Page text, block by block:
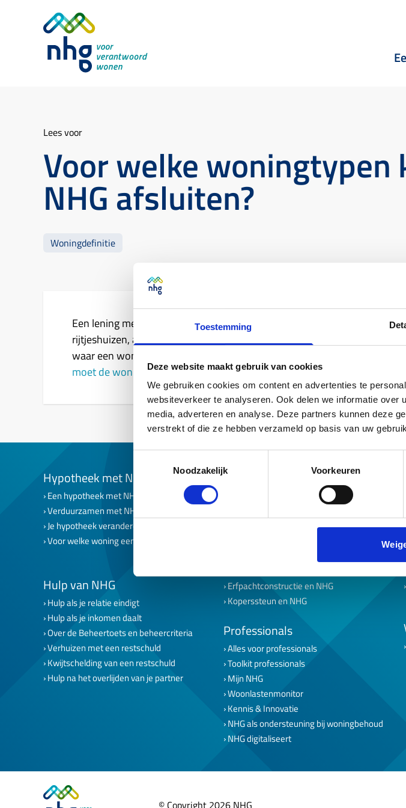
Toestemming
Deze website maakt gebruik van cookies
We gebruiken cookies om content en advertenties te
websiteverkeer te analyseren. Ook delen we informatie
media, adverteren en analyse. Deze partners kunnen deze
verstrekt of die ze hebben verzameld op basis van uw
Noodzakelijk
Voorkeuren
Lees voor
Voor welke woningtypen
NHG afsluiten?
Woningdefinitie
Een lening met NHG is mogelijk voor verschillende woningtypen. Het kan
rijtjeshuizen, appartementen, woonwagens, tiny houses of drijvende
waar een woning voor NHG aan moet voldoen staan in de Voorwaarden
moet de woning voldoen?’.
Hypotheek met NHG
Een hypotheek met NHG
Verduurzamen met NHG
Je hypotheek veranderen
Voor welke woning een lening met NHG?
Hulp van NHG
Hulp als je relatie eindigt
Hulp als je inkomen daalt
Over de Beheertoets en beheercriteria
Verhuizen met een restschuld
Kwijtschelding van een restschuld
Hulp na het overlijden van je partner
NHG op maat
Een hypotheek met vast contract
NHG voor uitzendkrachten
Erfpachtconstructie en NHG
Koperssteun en NHG
Professionals
Alles voor professionals
Toolkit professionals
Mijn NHG
Woonlastenmonitor
Kennis & Innovatie
NHG als ondersteuning bij woningbehoud
NHG digitaliseert
© Copyright 2026 NHG